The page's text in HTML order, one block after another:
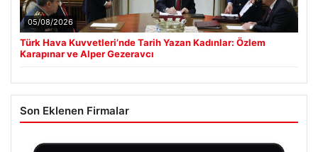
05/08/2026
Türk Hava Kuvvetleri’nde Tarih Yazan Kadınlar: Özlem
Karapınar ve Alper Gezeravcı
Son Eklenen Firmalar